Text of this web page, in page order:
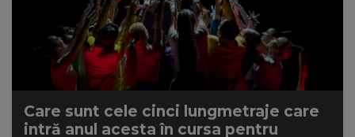
Care sunt cele cinci lungmetraje care
intră anul acesta în cursa pentru